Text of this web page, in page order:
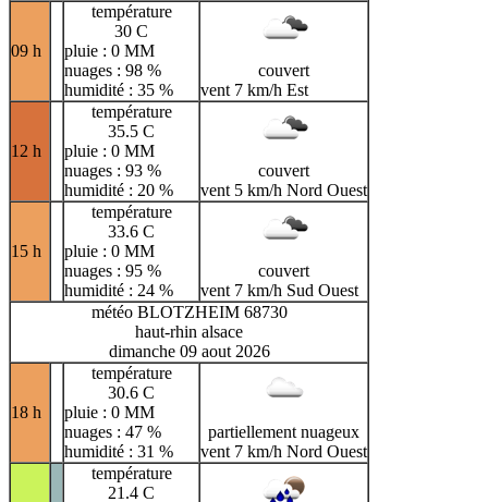
09 h
température
30 C
pluie : 0 MM
nuages : 98 %
humidité : 35 %
couvert
vent 7 km/h Est
12 h
température
35.5 C
pluie : 0 MM
nuages : 93 %
humidité : 20 %
couvert
vent 5 km/h Nord Ouest
15 h
température
33.6 C
pluie : 0 MM
nuages : 95 %
humidité : 24 %
couvert
vent 7 km/h Sud Ouest
météo BLOTZHEIM 68730
haut-rhin alsace
dimanche 09 aout 2026
18 h
température
30.6 C
pluie : 0 MM
nuages : 47 %
humidité : 31 %
partiellement nuageux
vent 7 km/h Nord Ouest
température
21.4 C